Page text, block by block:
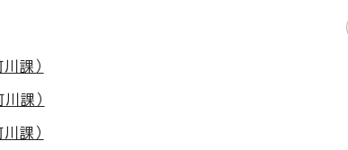
課）
課）
課）